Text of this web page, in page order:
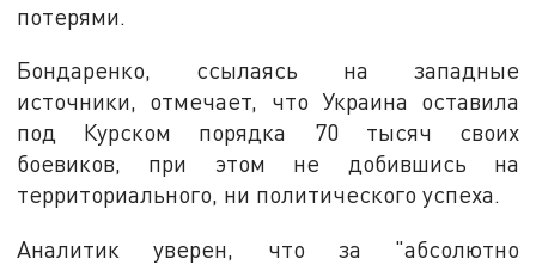
потерями.
Бондаренко, ссылаясь на западные
источники, отмечает, что Украина оставила
под Курском порядка 70 тысяч своих
боевиков, при этом не добившись на
территориального, ни политического успеха.
Аналитик уверен, что за "абсолютно